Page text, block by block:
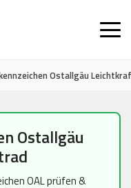
Ostallgäu
Ostallgäu
OAL prüfen &